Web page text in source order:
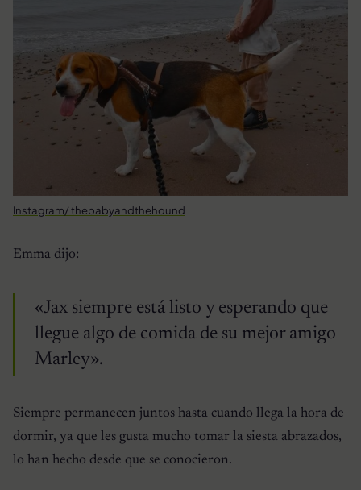
Instagram/ thebabyandthehound
Emma dijo:
«Jax siempre está listo y esperando que
llegue algo de comida de su mejor amigo
Marley».
Siempre permanecen juntos hasta cuando llega la hora de
dormir, ya que les gusta mucho tomar la siesta abrazados,
lo han hecho desde que se conocieron.